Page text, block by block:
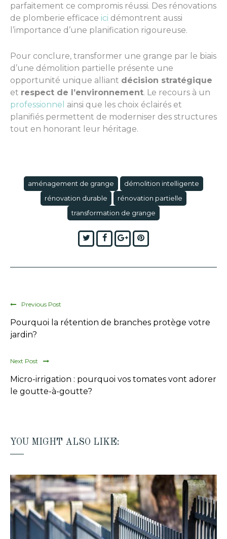
parfaitement ce compromis réussi. Des rénovations
de plomberie efficace ici démontrent aussi
l’importance d’une planification rigoureuse.
Pour conclure, transformer une grange par le biais
d’une démolition partielle présente une
opportunité unique alliant décision stratégique
et respect de l’environnement. Le recours à un
professionnel ainsi que les choix éclairés et
planifiés permettent de moderniser des structures
tout en honorant leur héritage.
aménagement de grange
démolition intelligente
rénovation durable
rénovation partielle
transformation de grange
TwitterFacebook
Google+Pinterest
Previous Post
Pourquoi la rétention de branches protège votre
jardin?
Next Post
Micro-irrigation : pourquoi vos tomates vont adorer
le goutte-à-goutte?
YOU MIGHT ALSO LIKE: